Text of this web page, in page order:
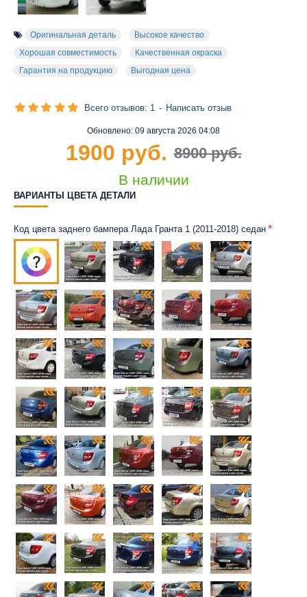
Оригинальная деталь
Высокое качество
Хорошая совместимость
Качественная окраска
Гарантия на продукцию
Выгодная цена
Обновлено: 09 августа 2026 04:08
В наличии
Всего отзывов: 1 - Написать отзыв
8900 руб.
1900 руб.
ВАРИАНТЫ ЦВЕТА ДЕТАЛИ
Код цвета заднего бампера Лада Гранта 1 (2011-2018) седан